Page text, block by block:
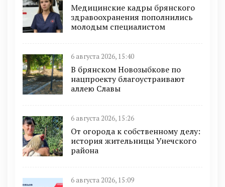
Медицинские кадры брянского
здравоохранения пополнились
молодым специалистом
6 августа 2026, 15:40
В брянском Новозыбкове по
нацпроекту благоустраивают
аллею Славы
6 августа 2026, 15:26
От огорода к собственному делу:
история жительницы Унечского
района
6 августа 2026, 15:09